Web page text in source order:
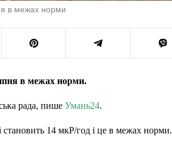
в межах норми
в межах норми.
рада, пише Умань24.
становить 14 мкР/год і це в межах норми.